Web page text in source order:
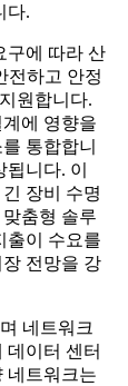
다.
구에 따라 산
전하고 안정
원합니다.
에 영향을
통합합니
니다. 이
장비 수명
춤형 솔루
출이 수요를
전망을 강
네트워크
데이터 센터
네트워크는